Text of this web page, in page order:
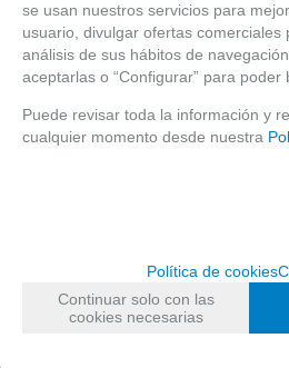
Anillo Fonico Saxo
Atriles Marcha
Boquillas
Boquilleros
Cañas
Estuches
Estuches Instrumento
se usan nuestros servicios para
usuario, divulgar ofertas comerciales
análisis de sus hábitos de
aceptarlas o “Configurar” para poder
Puede revisar toda la información y
cualquier momento desde nuestra
Política de cookies
Continuar solo con las
cookies necesarias